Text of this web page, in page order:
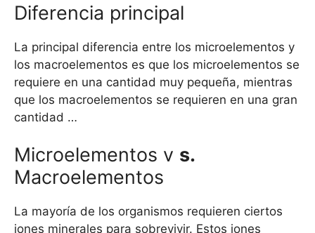
Diferencia principal
La principal diferencia entre los microelementos y
los macroelementos es que los microelementos se
requiere en una cantidad muy pequeña, mientras
que los macroelementos se requieren en una gran
cantidad …
Microelementos v s.
Macroelementos
La mayoría de los organismos requieren ciertos
iones minerales para sobrevivir. Estos iones